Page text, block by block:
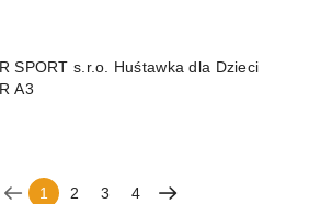
SPORT s.r.o. Huśtawka dla Dzieci
A3
1 2 3 4